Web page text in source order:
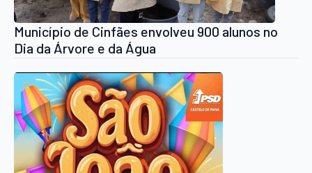
Município de Cinfães envolveu 900 alunos no
Dia da Árvore e da Água